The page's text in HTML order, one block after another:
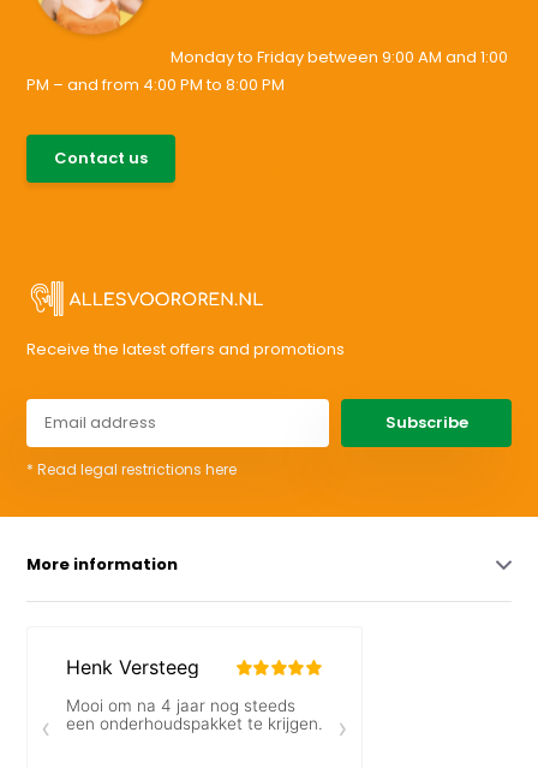
Monday to Friday between 9:00 AM and 1:00
PM – and from 4:00 PM to 8:00 PM
Contact us
Receive the latest offers and promotions
Subscribe
* Read legal restrictions here
More information